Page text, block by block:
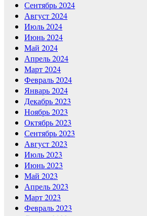
Сентябрь 2024
Август 2024
Июль 2024
Июнь 2024
Май 2024
Апрель 2024
Март 2024
Февраль 2024
Январь 2024
Декабрь 2023
Ноябрь 2023
Октябрь 2023
Сентябрь 2023
Август 2023
Июль 2023
Июнь 2023
Май 2023
Апрель 2023
Март 2023
Февраль 2023